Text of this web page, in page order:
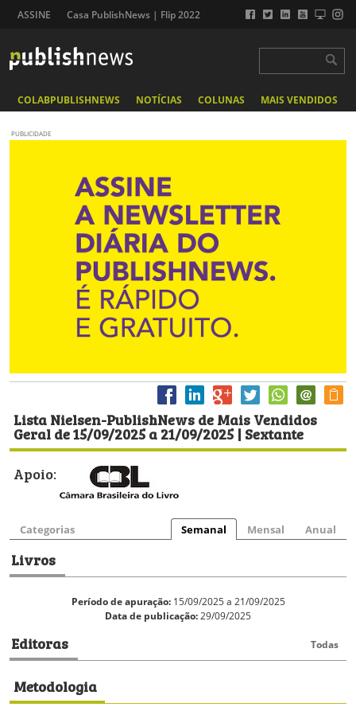
ASSINE Casa PublishNews | Flip 2022
COLABPUBLISHNEWS NOTÍCIAS COLUNAS MAIS VENDIDOS
PUBLICIDADE
Lista Nielsen-PublishNews de Mais Vendidos
Geral de 15/09/2025 a 21/09/2025 | Sextante
Apoio:
Categorias Semanal Mensal Anual
Livros
Período de apuração:15/09/2025 a 21/09/2025
Data de publicação:29/09/2025
Editoras Todas
Metodologia